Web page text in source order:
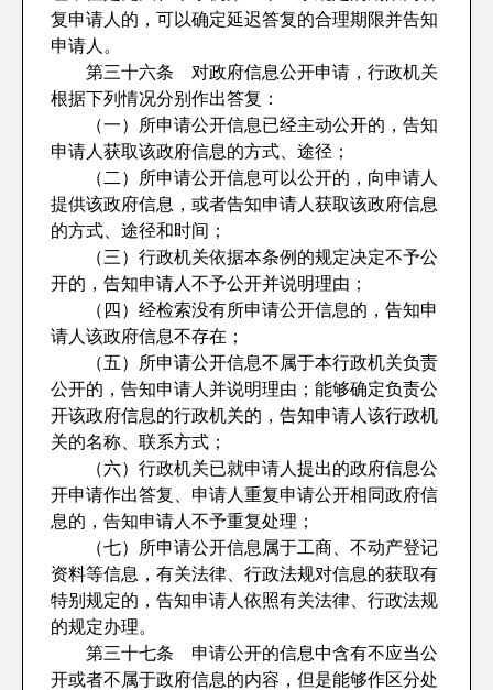
复申请人的，可以确定延迟答复的合理期限并告知
申请人。
第三十六条 对政府信息公开申请，行政机关
根据下列情况分别作出答复：
（一）所申请公开信息已经主动公开的，告知
申请人获取该政府信息的方式、途径；
（二）所申请公开信息可以公开的，向申请人
提供该政府信息，或者告知申请人获取该政府信息
的方式、途径和时间；
（三）行政机关依据本条例的规定决定不予公
开的，告知申请人不予公开并说明理由；
（四）经检索没有所申请公开信息的，告知申
请人该政府信息不存在；
（五）所申请公开信息不属于本行政机关负责
公开的，告知申请人并说明理由；能够确定负责公
开该政府信息的行政机关的，告知申请人该行政机
关的名称、联系方式；
（六）行政机关已就申请人提出的政府信息公
开申请作出答复、申请人重复申请公开相同政府信
息的，告知申请人不予重复处理；
（七）所申请公开信息属于工商、不动产登记
资料等信息，有关法律、行政法规对信息的获取有
特别规定的，告知申请人依照有关法律、行政法规
的规定办理。
第三十七条 申请公开的信息中含有不应当公
开或者不属于政府信息的内容，但是能够作区分处